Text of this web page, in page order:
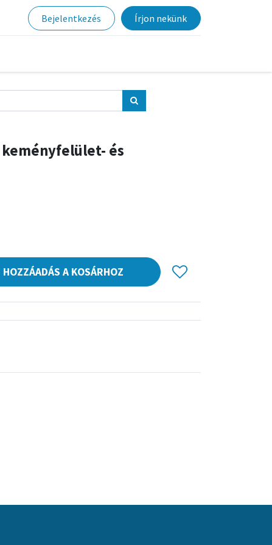
Bejelentkezés Írjon nekünk
keményfelület- és
HOZZÁADÁS A KOSÁRHOZ